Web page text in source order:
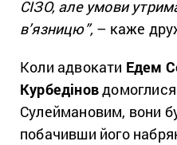
СІЗО, але умови
в’язницю”, – каже
Коли адвокати Едем
Курбедінов
Сулеймановим, вони
побачивши його